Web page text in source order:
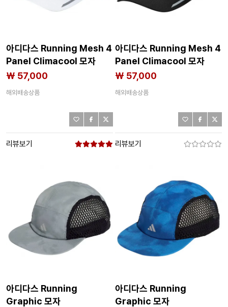
아디다스 Running Mesh 4
Panel Climacool 모자
8142712612
₩ 57,000
해외배송상품
리뷰보기
아디다스 Running Mesh 4
Panel Climacool 모자
8142712611
₩ 57,000
해외배송상품
리뷰보기
아디다스 Running
Graphic 모자
아디다스 Running
Graphic 모자